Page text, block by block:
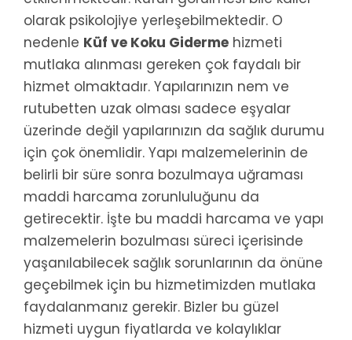
olarak psikolojiye yerleşebilmektedir. O
nedenle Küf ve Koku Giderme hizmeti
mutlaka alınması gereken çok faydalı bir
hizmet olmaktadır. Yapılarınızın nem ve
rutubetten uzak olması sadece eşyalar
üzerinde değil yapılarınızın da sağlık durumu
için çok önemlidir. Yapı malzemelerinin de
belirli bir süre sonra bozulmaya uğraması
maddi harcama zorunluluğunu da
getirecektir. İşte bu maddi harcama ve yapı
malzemelerin bozulması süreci içerisinde
yaşanılabilecek sağlık sorunlarının da önüne
geçebilmek için bu hizmetimizden mutlaka
faydalanmanız gerekir. Bizler bu güzel
hizmeti uygun fiyatlarda ve kolaylıklar